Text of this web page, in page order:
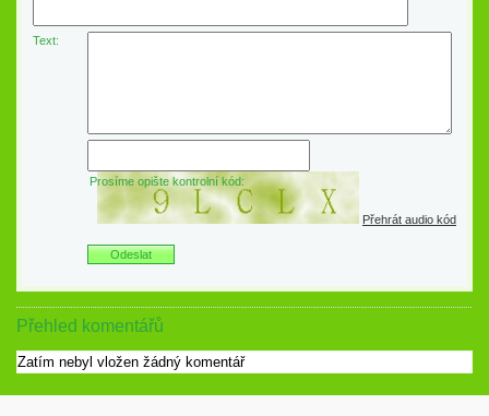
Text:
Prosíme opište kontrolní kód:
Přehrát audio kód
Přehled komentářů
Zatím nebyl vložen žádný komentář